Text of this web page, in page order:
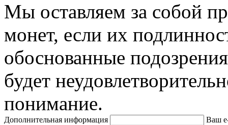
Мы оставляем за собой
монет, если их
обоснованные
будет
понимание.
Дополнительная информация Ваш